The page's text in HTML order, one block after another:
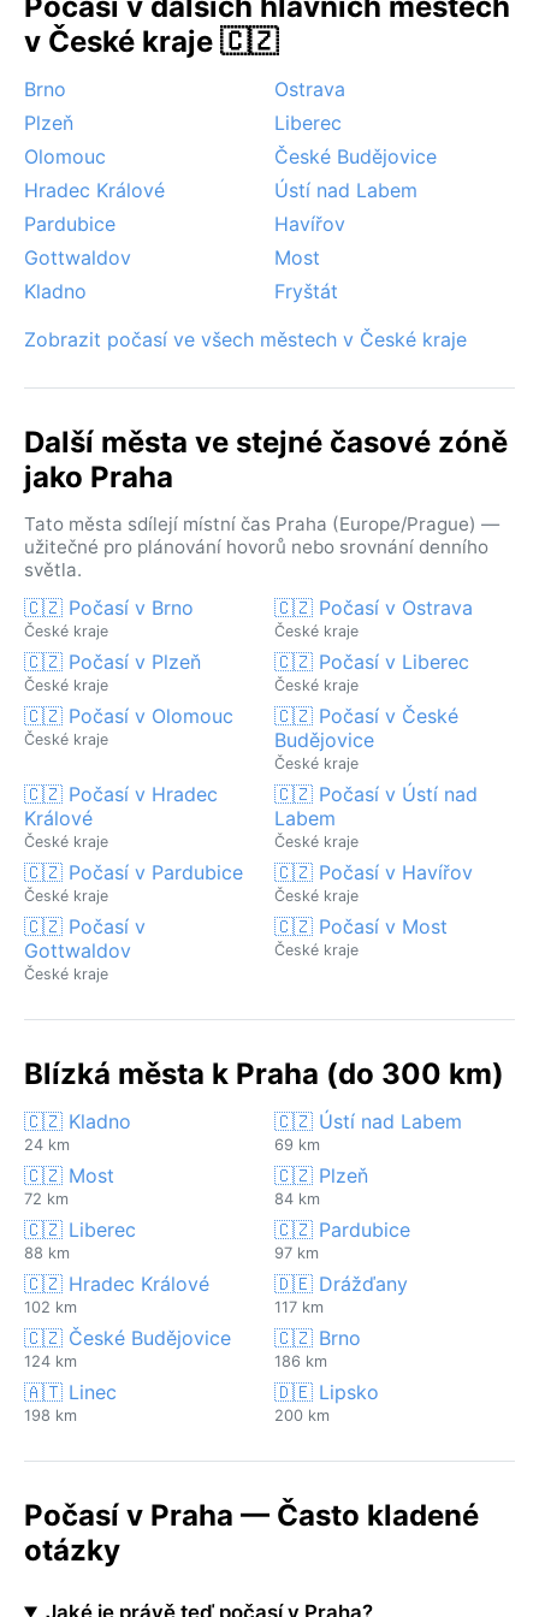
sněhové kalamity jsou vzácné. Pražské léto může
přinést ojedinělé bouřky, nikoliv však monzuny či
je ideální červenec a srpen, kdy je riziko deště
nejnižší.
v České kraje 🇨🇿
Brno
Ostrava
Plzeň
Liberec
Olomouc
České Budějovice
Hradec Králové
Ústí nad Labem
Pardubice
Havířov
Gottwaldov
Most
Kladno
Fryštát
Zobrazit počasí ve všech městech v České kraje
Další města ve stejné časové zóně
jako Praha
Tato města sdílejí místní čas Praha (Europe/Prague) —
užitečné pro plánování hovorů nebo srovnání denního
světla.
🇨🇿 Počasí v Brno
České kraje
🇨🇿 Počasí v Ostrava
České kraje
🇨🇿 Počasí v Plzeň
České kraje
🇨🇿 Počasí v Liberec
České kraje
🇨🇿 Počasí v Olomouc
České kraje
🇨🇿 Počasí v České
Budějovice
České kraje
🇨🇿 Počasí v Hradec
Králové
České kraje
🇨🇿 Počasí v Ústí nad
Labem
České kraje
🇨🇿 Počasí v Pardubice
České kraje
🇨🇿 Počasí v Havířov
České kraje
🇨🇿 Počasí v
Gottwaldov
České kraje
🇨🇿 Počasí v Most
České kraje
Blízká města k Praha (do 300 km)
🇨🇿 Kladno
24 km
🇨🇿 Ústí nad Labem
69 km
🇨🇿 Most
72 km
🇨🇿 Plzeň
84 km
🇨🇿 Liberec
88 km
🇨🇿 Pardubice
97 km
🇨🇿 Hradec Králové
102 km
🇩🇪 Drážďany
117 km
🇨🇿 České Budějovice
124 km
🇨🇿 Brno
186 km
🇦🇹 Linec
198 km
🇩🇪 Lipsko
200 km
Počasí v Praha — Často kladené
otázky
Jaké je právě teď počasí v Praha?